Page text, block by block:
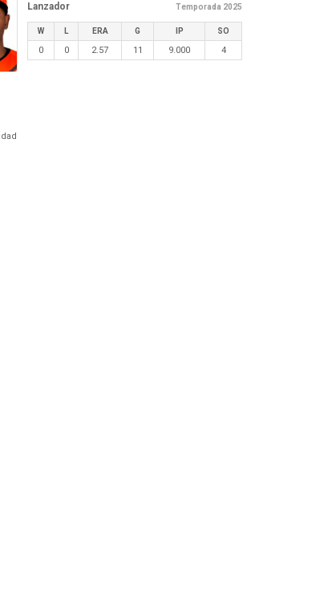
Lanzador Temporada 2025
W L ERA G IP SO
0 0 2.57 11 9.000 4